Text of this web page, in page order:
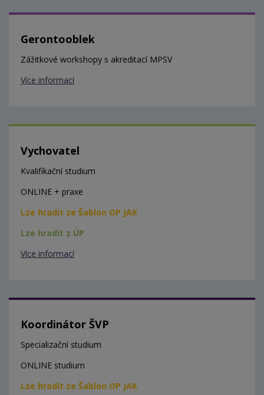
Gerontooblek
Zážitkové workshopy s akreditací MPSV
Více informací
Vychovatel
Kvalifikační studium
ONLINE + praxe
Lze hradit ze Šablon OP JAK
Lze hradit z ÚP
Více informací
Koordinátor ŠVP
Specializační studium
ONLINE studium
Lze hradit ze Šablon OP JAK